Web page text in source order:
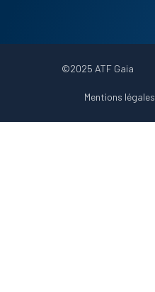
©2025 ATF Gaia
Mentions légales